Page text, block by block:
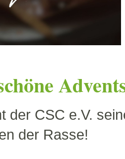
der CSC e.V.
der Rasse!